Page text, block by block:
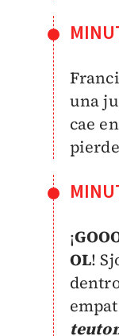
una
cae
¡
OL!